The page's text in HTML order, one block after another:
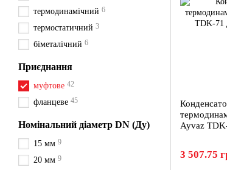
Ayvaz
3 507.75
термодинамічний 6
термостатичний 3
біметалічний 6
Приєднання
муфтове 42
фланцеве 45
Номінальний діаметр DN (Ду)
15 мм 9
20 мм 9